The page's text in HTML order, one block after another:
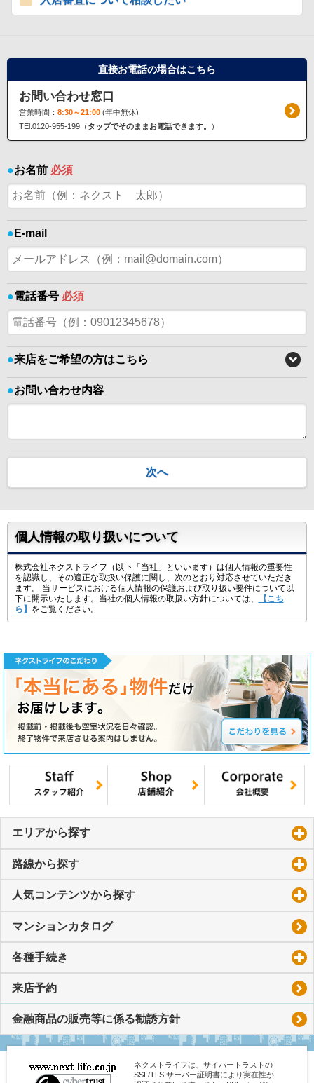
直接お電話の場合はこちら
お問い合わせ窓口
営業時間： 8:30～21:00(年中無休)
TEl:0120-955-199（ タップでそのままお電話できます。 ）
●お名前 必須
● E-mail
●電話番号 必須
●来店をご希望の方はこちら
●お問い合わせ内容
次へ
個人情報の取り扱いについて
株式会社ネクストライフ（以下「当社」といいます）は個人情報の重要性
を認識し、その適正な取扱い保護に関し、次のとおり対応させていただき
ます。 当サービスにおける個人情報の保護および取り扱い要件について以
下に開示いたします。当社の個人情報の取扱い方針については、
【こち
ら】
をご覧ください。
エリアから探す
路線から探す
人気コンテンツから探す
マンションカタログ
各種手続き
来店予約
金融商品の販売等に係る勧誘方針
ネクストライフは、サイバートラストの
SSL/TLS サーバー証明書により実在性が